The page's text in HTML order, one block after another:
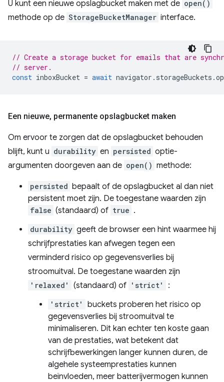
U kunt een nieuwe opslagbucket maken met de open()
methode op de StorageBucketManager interface.
// Create a storage bucket for emails that are
// server.
const inboxBucket = await navigator . storageBuckets .
Een nieuwe, permanente opslagbucket maken
Om ervoor te zorgen dat de opslagbucket behouden
blijft, kunt u durability en persisted optie-
argumenten doorgeven aan de open() methode:
persisted bepaalt of de opslagbucket al dan niet
persistent moet zijn. De toegestane waarden zijn
false (standaard) of true .
durability geeft de browser een hint waarmee hij
schrijfprestaties kan afwegen tegen een
verminderd risico op gegevensverlies bij
stroomuitval. De toegestane waarden zijn
'relaxed' (standaard) of 'strict' :
'strict'
buckets proberen het risico op
gegevensverlies bij stroomuitval te
minimaliseren. Dit kan echter ten koste gaan
van de prestaties, wat betekent dat
schrijfbewerkingen langer kunnen duren, de
algehele systeemprestaties kunnen
beïnvloeden, meer batterijvermogen kunnen